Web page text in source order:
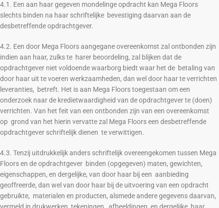
4.1. Een aan haar gegeven mondelinge opdracht kan Mega Floors
slechts binden na haar schriftelijke bevestiging daarvan aan de
desbetreffende opdrachtgever.
4.2. Een door Mega Floors aangegane overeenkomst zal ontbonden zijn
indien aan haar, zulks te harer beoordeling, zal blijken dat de
opdrachtgever niet voldoende waarborg biedt waar het de betaling van
door haar uit te voeren werkzaamheden, dan wel door haar te verrichten
leveranties, betreft. Het is aan Mega Floors toegestaan om een
onderzoek naar de kredietwaardigheid van de opdrachtgever te (doen)
verrichten. Van het feit van een ontbonden zijn van een overeenkomst
op grond van het hierin vervatte zal Mega Floors een desbetreffende
opdrachtgever schriftelijk dienen te verwittigen.
4.3. Tenzij uitdrukkelijk anders schriftelijk overeengekomen tussen Mega
Floors en de opdrachtgever binden (opgegeven) maten, gewichten,
eigenschappen, en dergelijke, van door haar bij een aanbieding
geoffreerde, dan wel van door haar bij de uitvoering van een opdracht
gebruikte, materialen en producten, alsmede andere gegevens daarvan,